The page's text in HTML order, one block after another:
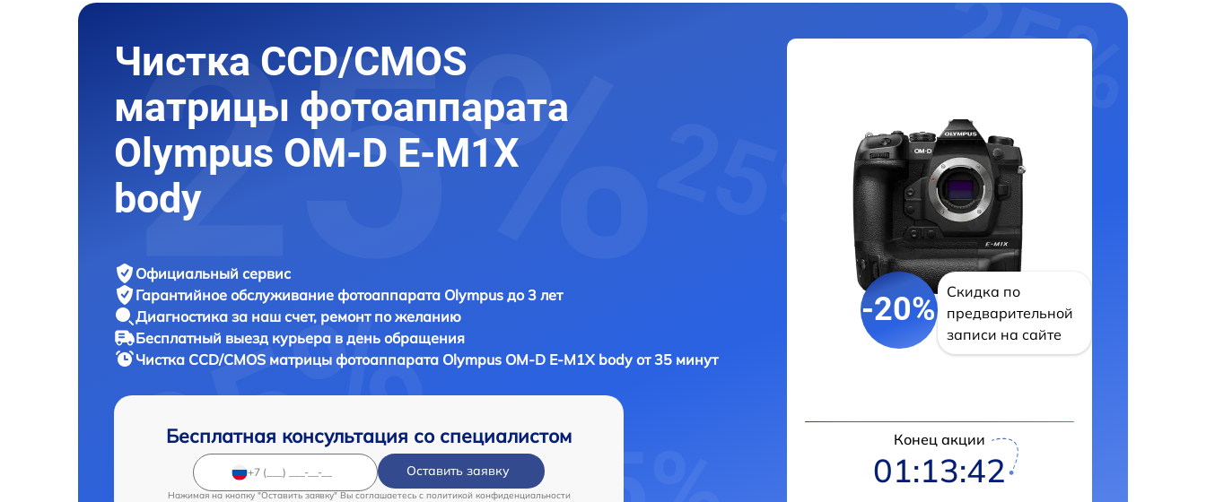
Чистка CCD/CMOS
матрицы фотоаппарата
Olympus OM-D E-M1X
body
Официальный сервис
Гарантийное обслуживание фотоаппарата Olympus до 3 лет
Диагностика за наш счет, ремонт по желанию
Бесплатный выезд курьера в день обращения
Чистка CCD/CMOS матрицы фотоаппарата Olympus OM-D E-M1X body от 35 минут
Бесплатная консультация со специалистом
Оставить заявку
Нажимая на кнопку "Оставить заявку" Вы соглашаетесь c политикой конфиденциальности
-20%
Скидка по
предварительной
записи на сайте
Конец акции
01:13:41